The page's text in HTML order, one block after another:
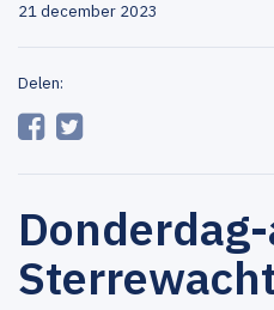
21 december 2023
Delen: